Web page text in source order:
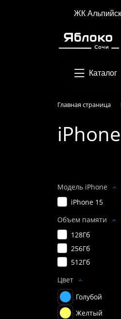
ЖК
Каталог
Главная страница
Модель iPhone
iPhone 15
Объем памяти
128Гб
256Гб
512Гб
Цвет
Голубой
Желтый